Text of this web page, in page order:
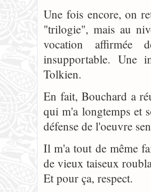
Une fois encore, on
"trilogie", mais au
vocation affirmée
insupportable. Une
Tolkien.
En fait, Bouchard a
qui m'a longtemps et
défense de l'oeuvre
Il m'a tout de même
de vieux taiseux
Et pour ça, respect.